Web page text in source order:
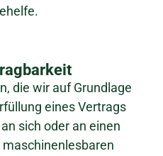
die wir auf Grundlage
eines Vertrags
sich oder an einen